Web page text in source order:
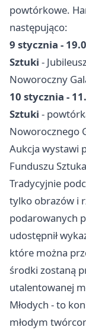
powtórkowe.
następująco:
9 stycznia -
Sztuki -
Noworoczny
10 stycznia -
Sztuki -
Noworocznego
Aukcja wystawi
Funduszu
Tradycyjnie
tylko obrazów i
podarowanych
udostępnił
które można
środki zostaną
utalentowanej
Młodych - to
młodym